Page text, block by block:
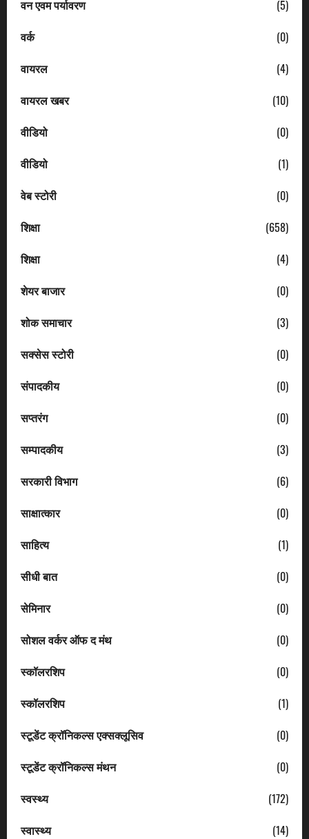
वन एवम पर्यावरण
(5)
वर्क
(0)
वायरल
(4)
वायरल खबर
(10)
वीडियो
(0)
वीडियो
(1)
वेब स्टोरी
(0)
शिक्षा
(658)
शिक्षा
(4)
शेयर बाजार
(0)
शोक समाचार
(3)
सक्सेस स्टोरी
(0)
संपादकीय
(0)
सप्तरंग
(0)
सम्पादकीय
(3)
सरकारी विभाग
(6)
साक्षात्कार
(0)
साहित्य
(1)
सीधी बात
(0)
सेमिनार
(0)
सोशल वर्कर ऑफ द मंथ
(0)
स्कॉलरशिप
(0)
स्कॉलरशिप
(1)
स्टूडेंट क्रॉनिकल्स एक्सक्लूसिव
(0)
स्टूडेंट क्रॉनिकल्स मंथन
(0)
स्वस्थ्य
(172)
स्वास्थ्य
(14)